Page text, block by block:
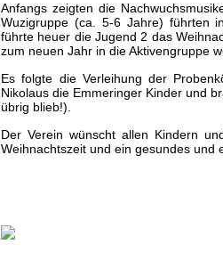
Anfangs zeigten die
Wuzigruppe (ca. 5-6 Jahre) führten
führte heuer die Jugend 2 das
zum neuen Jahr in die Aktivengruppe
Es folgte die Verleihung der
Nikolaus die Emmeringer Kinder und
übrig blieb!).
Der Verein wünscht allen Kindern
Weihnachtszeit und ein gesundes und